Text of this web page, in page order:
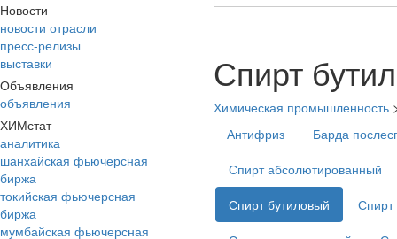
Новости
новости отрасли
пресс-релизы
выставки
Объявления
объявления
ХИМстат
аналитика
шанхайская фьючерсная
биржа
токийская фьючерсная
биржа
мумбайская фьючерсная
Спирт
Химическая промышленность
Антифриз
Барда
Спирт абсолютированный
Спирт бутиловый
Спирт